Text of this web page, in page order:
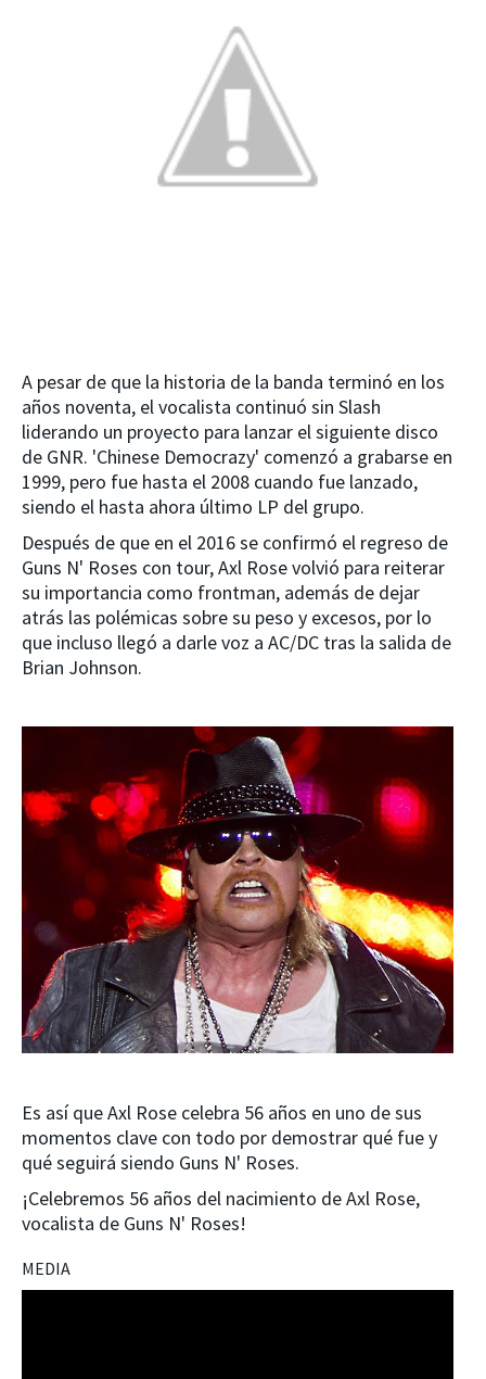
A pesar de que la historia de la banda terminó en los
años noventa, el vocalista continuó sin Slash
liderando un proyecto para lanzar el siguiente disco
de GNR. 'Chinese Democrazy' comenzó a grabarse en
1999, pero fue hasta el 2008 cuando fue lanzado,
siendo el hasta ahora último LP del grupo.
Después de que en el 2016 se confirmó el regreso de
Guns N' Roses con tour, Axl Rose volvió para reiterar
su importancia como frontman, además de dejar
atrás las polémicas sobre su peso y excesos, por lo
que incluso llegó a darle voz a AC/DC tras la salida de
Brian Johnson.
Es así que Axl Rose celebra 56 años en uno de sus
momentos clave con todo por demostrar qué fue y
qué seguirá siendo Guns N' Roses.
¡Celebremos 56 años del nacimiento de Axl Rose,
vocalista de Guns N' Roses!
MEDIA